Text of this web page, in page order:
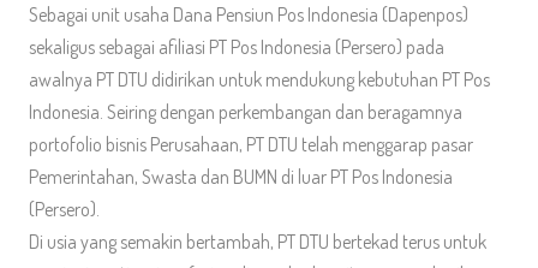
Sebagai unit usaha Dana Pensiun Pos Indonesia (Dapenpos)
sekaligus sebagai afiliasi PT Pos Indonesia (Persero) pada
awalnya PT DTU didirikan untuk mendukung kebutuhan PT Pos
Indonesia. Seiring dengan perkembangan dan beragamnya
portofolio bisnis Perusahaan, PT DTU telah menggarap pasar
Pemerintahan, Swasta dan BUMN di luar PT Pos Indonesia
(Persero).
Di usia yang semakin bertambah, PT DTU bertekad terus untuk